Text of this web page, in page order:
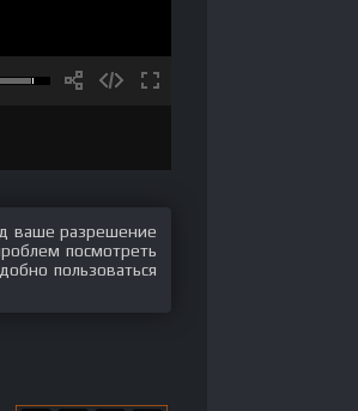
ваше разрешение
посмотреть
пользоваться